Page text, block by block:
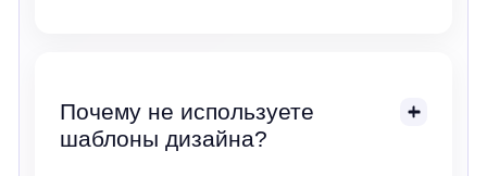
Почему не используете
шаблоны дизайна?